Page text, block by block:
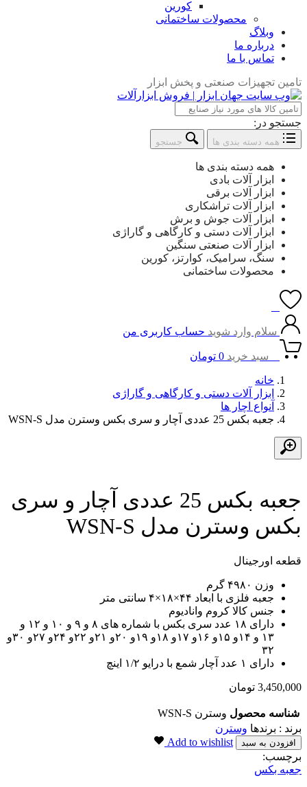
کورین
محصولات ساختمانی
وبلاگ
درباره ما
تماس با ما
تامین تجهیزات صنعتی و پخش ابزار
جستجو در:
همه دسته بندی ها جستجو
همه دسته بندی ها
ابزار آلات بادی
ابزار آلات برقی
ابزار آلات تراشکاری
ابزار آلات جوش و برش
ابزار آلات دستی و کارگاهی و گاراژی
ابزار آلات صنعتی سنگین
سنگ، سرامیک، کوارتز، کورین
محصولات ساختمانی
سلام وارد شوید حساب کاربری من
سبد خرید 0 تومان
خانه
ابزار آلات دستی و کارگاهی و گاراژی
آنواع اچار ها
جعبه بکس 25 عددی آچار و سری بکس وسترن مدل WSN-S
جعبه بکس 25 عددی آچار و سری
بکس وسترن مدل WSN-S
قطعه اورجینال
وزن ۴۹۸۰ گرم
جعبه فلزی با ابعاد ۴۴×۱۸×۴ سانتی متر
جنس کالا کروم وانادیوم
دارای ۱۸ عدد سری بکس با شماره های ۸ و ۹ و ۱۰ و ۱۲ و
۱۳ و ۱۴و ۱۵و ۱۶و ۱۷و ۱۸و ۱۹و ۲۰و ۲۱و ۲۲و ۲۴و ۲۷و ۳۰و
۳۲
دارای ۱ عدد آچار شمع با درایو ۱/۲ اینچ
3,450,000 تومان
شناسه محصول وسترن WSN-S
برند : برندها وسترن
افزودن به سبد
Add to wishlist
برچسب:
جعبه بکس